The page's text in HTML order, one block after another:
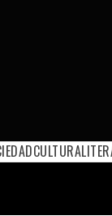
CULTURA